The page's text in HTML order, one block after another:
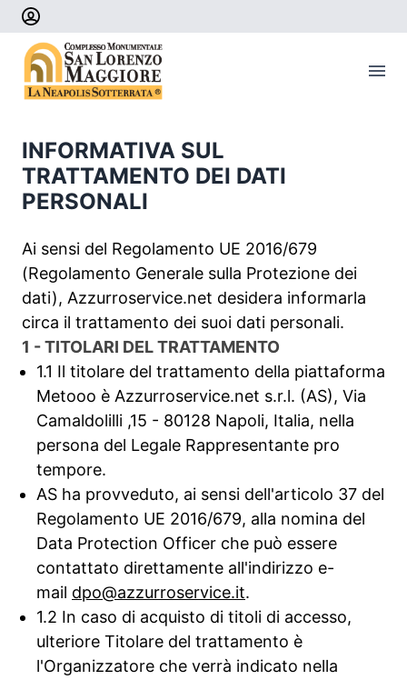
Dove si trova
Acquista un biglietto
INFORMATIVA SUL
TRATTAMENTO DEI DATI
PERSONALI
Ai sensi del Regolamento UE 2016/679
(Regolamento Generale sulla Protezione dei
dati), Azzurroservice.net desidera informarla
circa il trattamento dei suoi dati personali.
1 - TITOLARI DEL TRATTAMENTO
1.1 Il titolare del trattamento della piattaforma
Metooo è Azzurroservice.net s.r.l. (AS), Via
Camaldolilli ,15 - 80128 Napoli, Italia, nella
persona del Legale Rappresentante pro
tempore.
AS ha provveduto, ai sensi dell'articolo 37 del
Regolamento UE 2016/679, alla nomina del
Data Protection Officer che può essere
contattato direttamente all'indirizzo e-
mail dpo@azzurroservice.it.
1.2 In caso di acquisto di titoli di accesso,
ulteriore Titolare del trattamento è
l'Organizzatore che verrà indicato nella